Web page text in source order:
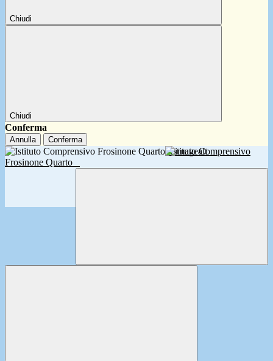
Chiudi
Chiudi
Conferma
Annulla Conferma
Istituto Comprensivo
Frosinone Quarto